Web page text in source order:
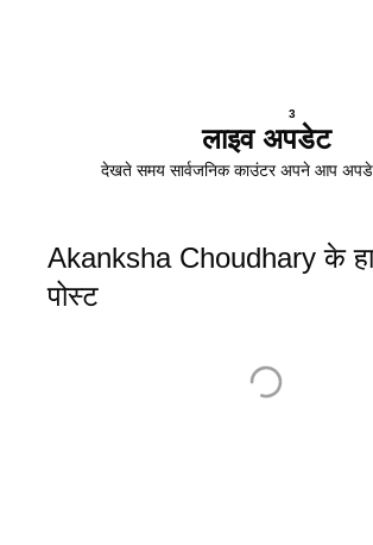
3
लाइव अपडेट
देखते समय सार्वजनिक काउंटर अपने आप
Akanksha Choudhary के
पोस्ट